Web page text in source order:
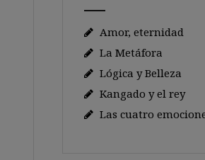
Amor, eternidad
La Metáfora
Lógica y Belleza
Kangado y el rey
Las cuatro